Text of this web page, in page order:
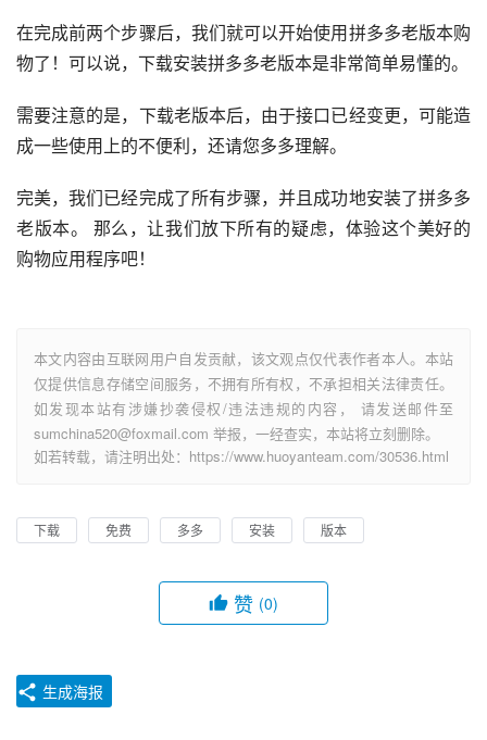
在完成前两个步骤后，我们就可以开始使用拼多多老版本购
需要注意的是，下载老版本后，由于接口已经变更，可能造
成一些使用上的不便利，还请您多多理解。
完美，我们已经完成了所有步骤，并且成功地安装了拼多多
老版本。 那么，让我们放下所有的疑虑，体验这个美好的
购物应用程序吧！
本文内容由互联网用户自发贡献，该文观点仅代表作者本人。本站
仅提供信息存储空间服务，不拥有所有权，不承担相关法律责任。
如发现本站有涉嫌抄袭侵权/违法违规的内容， 请发送邮件至
sumchina520@foxmail.com 举报，一经查实，本站将立刻删除。
如若转载，请注明出处：https://www.huoyanteam.com/30536.html
下载 免费 多多 安装 版本
赞 (0)
生成海报